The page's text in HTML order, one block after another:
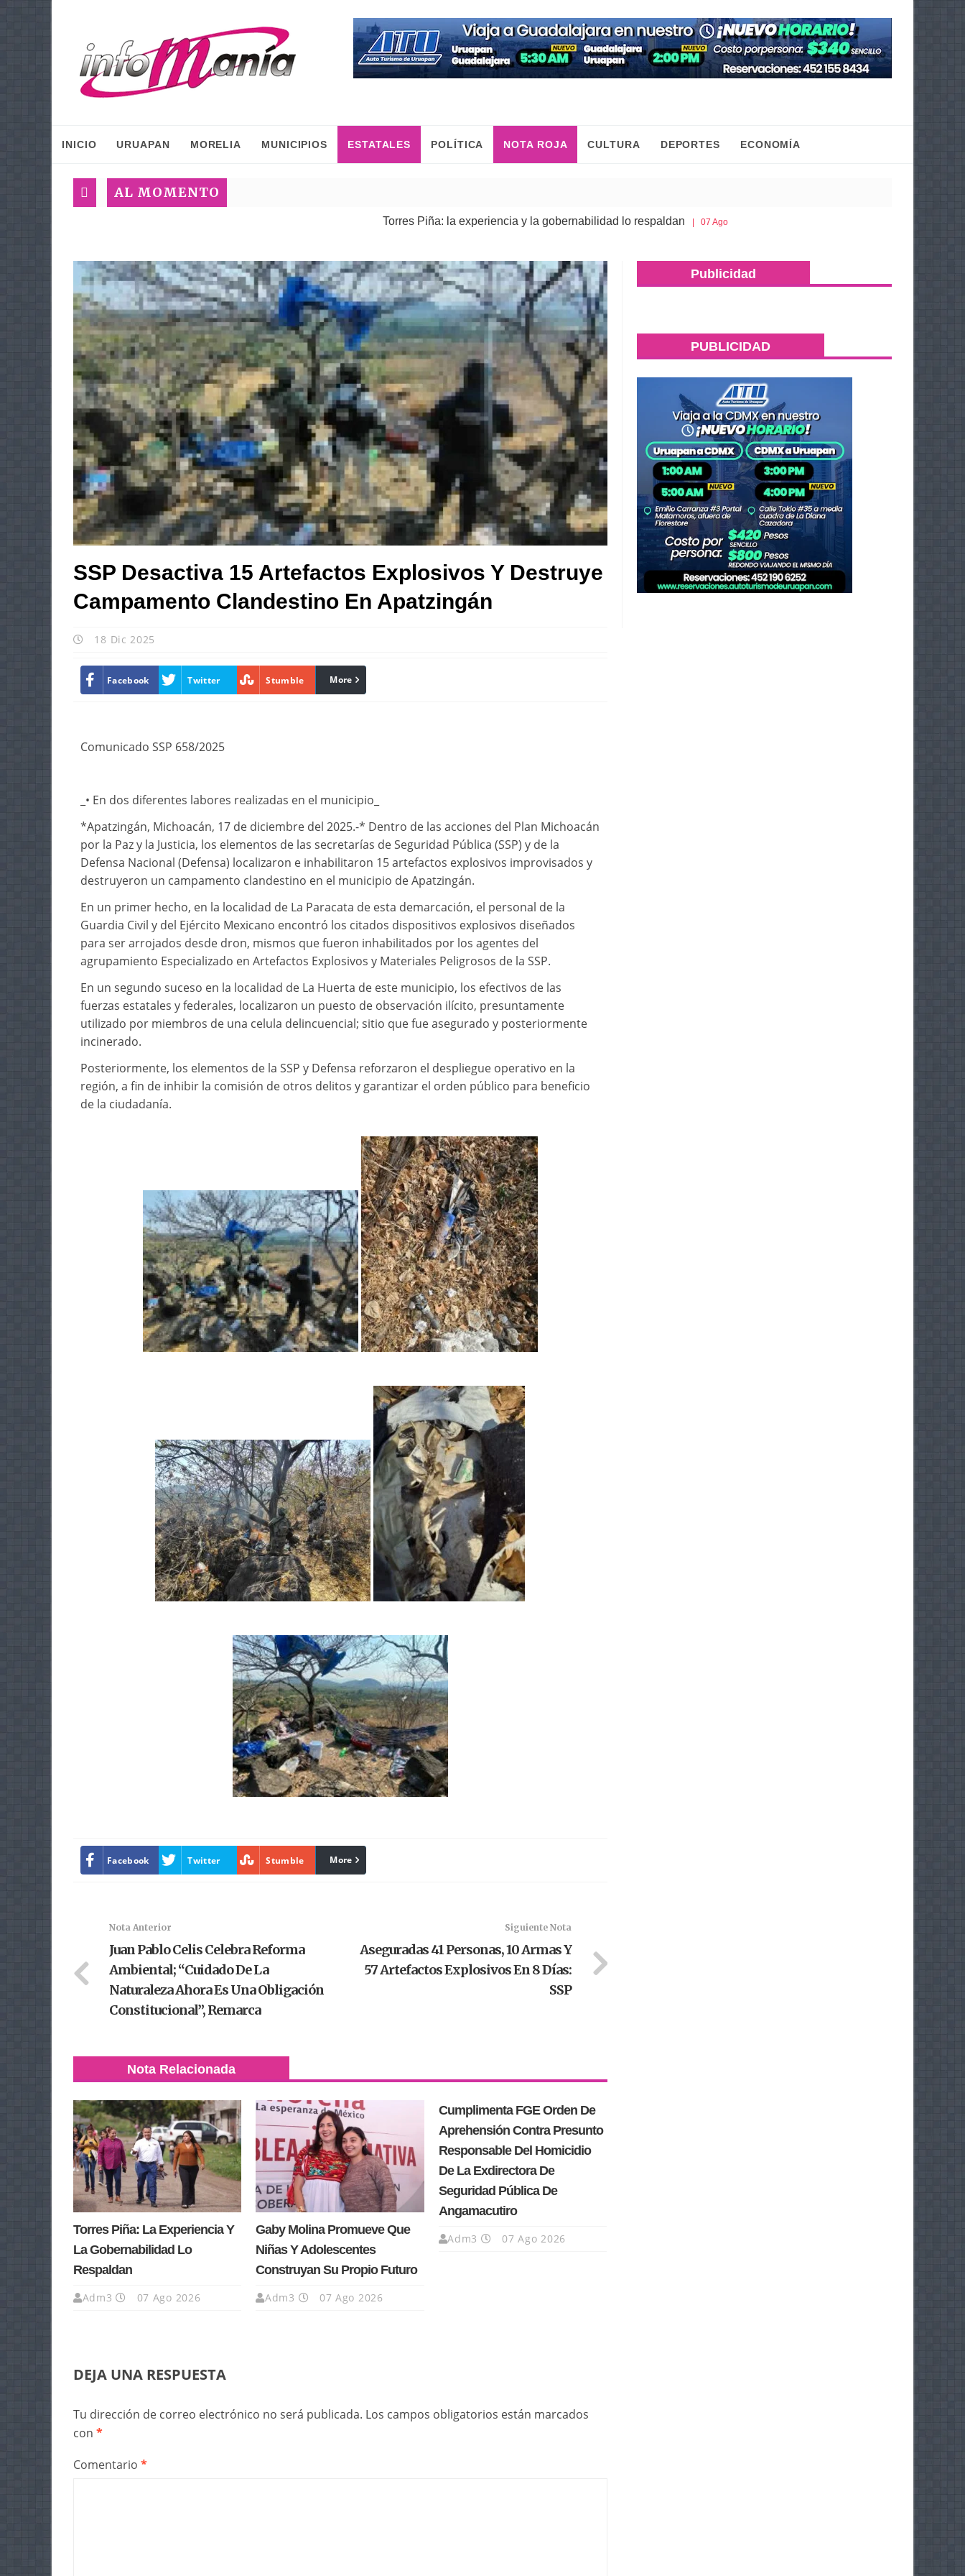
INICIO URUAPAN MORELIA MUNICIPIOS ESTATALES POLÍTICA NOTA ROJA CULTURA DEPORTES ECONOMÍA
AL MOMENTO
Torres Piña: la experiencia y la gobernabilidad lo respaldan | 07 Ago 2026 Gaby Molina promueve que niñas y adolescentes
SSP Desactiva 15 Artefactos Explosivos Y Destruye
Campamento Clandestino En Apatzingán
18 Dic 2025
Facebook Twitter Stumble linkedin
More
Comunicado SSP 658/2025
_• En dos diferentes labores realizadas en el municipio_
*Apatzingán, Michoacán, 17 de diciembre del 2025.-* Dentro de las acciones del Plan Michoacán
por la Paz y la Justicia, los elementos de las secretarías de Seguridad Pública (SSP) y de la
Defensa Nacional (Defensa) localizaron e inhabilitaron 15 artefactos explosivos improvisados y
destruyeron un campamento clandestino en el municipio de Apatzingán.
En un primer hecho, en la localidad de La Paracata de esta demarcación, el personal de la
Guardia Civil y del Ejército Mexicano encontró los citados dispositivos explosivos diseñados
para ser arrojados desde dron, mismos que fueron inhabilitados por los agentes del
agrupamiento Especializado en Artefactos Explosivos y Materiales Peligrosos de la SSP.
En un segundo suceso en la localidad de La Huerta de este municipio, los efectivos de las
fuerzas estatales y federales, localizaron un puesto de observación ilícito, presuntamente
utilizado por miembros de una celula delincuencial; sitio que fue asegurado y posteriormente
incinerado.
Posteriormente, los elementos de la SSP y Defensa reforzaron el despliegue operativo en la
región, a fin de inhibir la comisión de otros delitos y garantizar el orden público para beneficio
de la ciudadanía.
Facebook Twitter Stumble linkedin
More
Nota Anterior
Juan Pablo Celis Celebra Reforma
Ambiental; “cuidado De La
Naturaleza Ahora Es Una Obligación
Constitucional”, Remarca
Siguiente Nota
Aseguradas 41 Personas, 10 Armas Y
57 Artefactos Explosivos En 8 Días:
SSP
Nota Relacionada
Torres Piña: La Experiencia Y
La Gobernabilidad Lo
Respaldan
Adm3 07 Ago 2026
Gaby Molina Promueve Que
Niñas Y Adolescentes
Construyan Su Propio Futuro
Adm3 07 Ago 2026
Cumplimenta FGE Orden De
Aprehensión Contra Presunto
Responsable Del Homicidio
De La Exdirectora De
Seguridad Pública De
Angamacutiro
Adm3 07 Ago 2026
DEJA UNA RESPUESTA
Tu dirección de correo electrónico no será publicada. Los campos obligatorios están marcados
con *
Comentario *
Publicidad
PUBLICIDAD